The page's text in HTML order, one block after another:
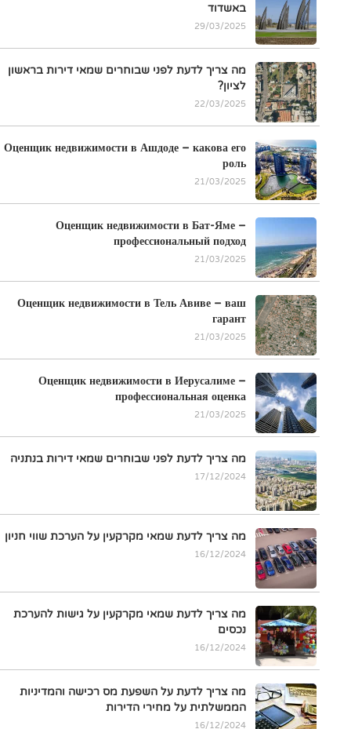
באשדוד
29/03/2025
מה צריך לדעת לפני שבוחרים שמאי דירות בראשון
לציון?
22/03/2025
Оценщик недвижимости в Ашдоде – какова его
роль
21/03/2025
Оценщик недвижимости в Бат-Яме –
профессиональный подход
21/03/2025
Оценщик недвижимости в Тель Авиве – ваш
гарант
21/03/2025
Оценщик недвижимости в Иерусалиме –
профессиональная оценка
21/03/2025
מה צריך לדעת לפני שבוחרים שמאי דירות בנתניה
17/12/2024
מה צריך לדעת שמאי מקרקעין על הערכת שווי חניון
16/12/2024
מה צריך לדעת שמאי מקרקעין על גישות להערכת
נכסים
16/12/2024
מה צריך לדעת על השפעת מס רכישה והמדיניות
הממשלתית על מחירי הדירות
16/12/2024